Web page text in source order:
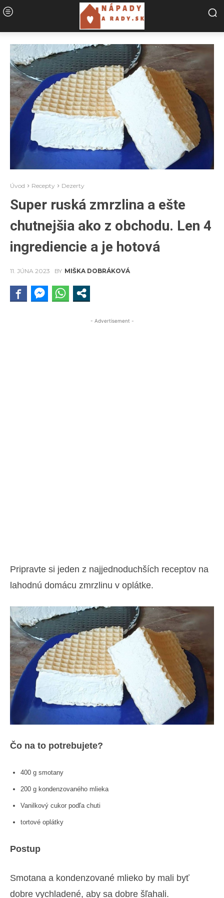
Úvod Recepty Dezerty
Super ruská zmrzlina a ešte
chutnejšia ako z obchodu. Len 4
ingrediencie a je hotová
11. JÚNA 2023 BY MIŠKA DOBRÁKOVÁ
- Advertisement -
Pripravte si jeden z najjednoduchších receptov na
lahodnú domácu zmrzlinu v oplátke.
Čo na to potrebujete?
400 g smotany
200 g kondenzovaného mlieka
Vanilkový cukor podľa chuti
tortové oplátky
Postup
Smotana a kondenzované mlieko by mali byť
dobre vychladené, aby sa dobre šľahali.